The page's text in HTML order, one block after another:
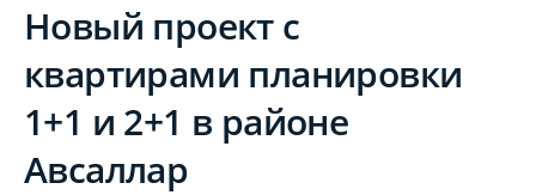
Новый проект с
квартирами планировки
1+1 и 2+1 в районе
Авсаллар